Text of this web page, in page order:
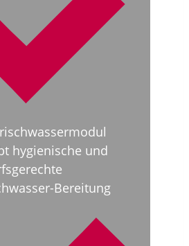
hygienische und
Bereitung